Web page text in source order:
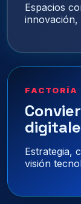
Espacios
innovación,
Estrategia,
visión